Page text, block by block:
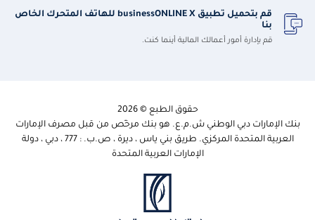
قم بتحميل تطبيق businessONLINE X للهاتف المتحرك الخاص
بنا
قم بإدارة أمور أعمالك المالية أينما كنت.
حقوق الطبع © 2026
بنك الإمارات دبي الوطني ش.م.ع. هو بنك مرخّص من قبل مصرف الإمارات
العربية المتحدة المركزي. طريق بني ياس ، ديرة ، ص.ب. : 777 ، دبي ، دولة
الإمارات العربية المتحدة